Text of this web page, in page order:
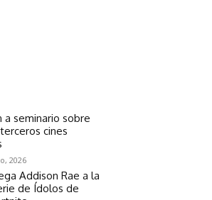
a seminario sobre
cines
2026
Addison Rae a la
de Ídolos de